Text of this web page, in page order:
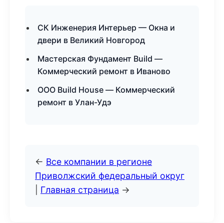
СК Инженерия Интерьер — Окна и
двери в Великий Новгород
Мастерская Фундамент Build —
Коммерческий ремонт в Иваново
ООО Build House — Коммерческий
ремонт в Улан-Удэ
← Все компании в регионе
Приволжский федеральный округ
Главная страница →